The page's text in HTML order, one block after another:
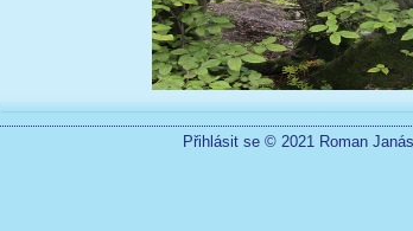
Přihlásit se © 2021 Roman Janás